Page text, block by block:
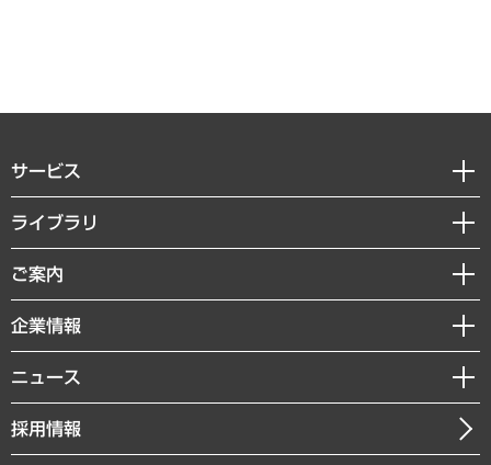
サービス
経営戦略
組織・人事戦略
デジタルイノベーション
共生・ダイバーシティ
GRC（ガバナンス・リスク・コンプライアンス）・防災（政策）
経済・産業・雇用・労働
ライブラリ
経済調査
レポート
コラム
経営用語集
受託・受注実績（官公庁関連）
ご案内
セミナー・イベント情報
MUFGビジネスセミナー
受託案件情報
企業情報
私たちの想い
社長メッセージ
会社概要
ニュース
ニュースリリース
お知らせ
採用情報